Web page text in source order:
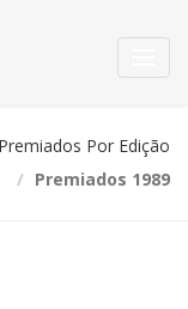
Premiados Por Edição
Premiados 1989